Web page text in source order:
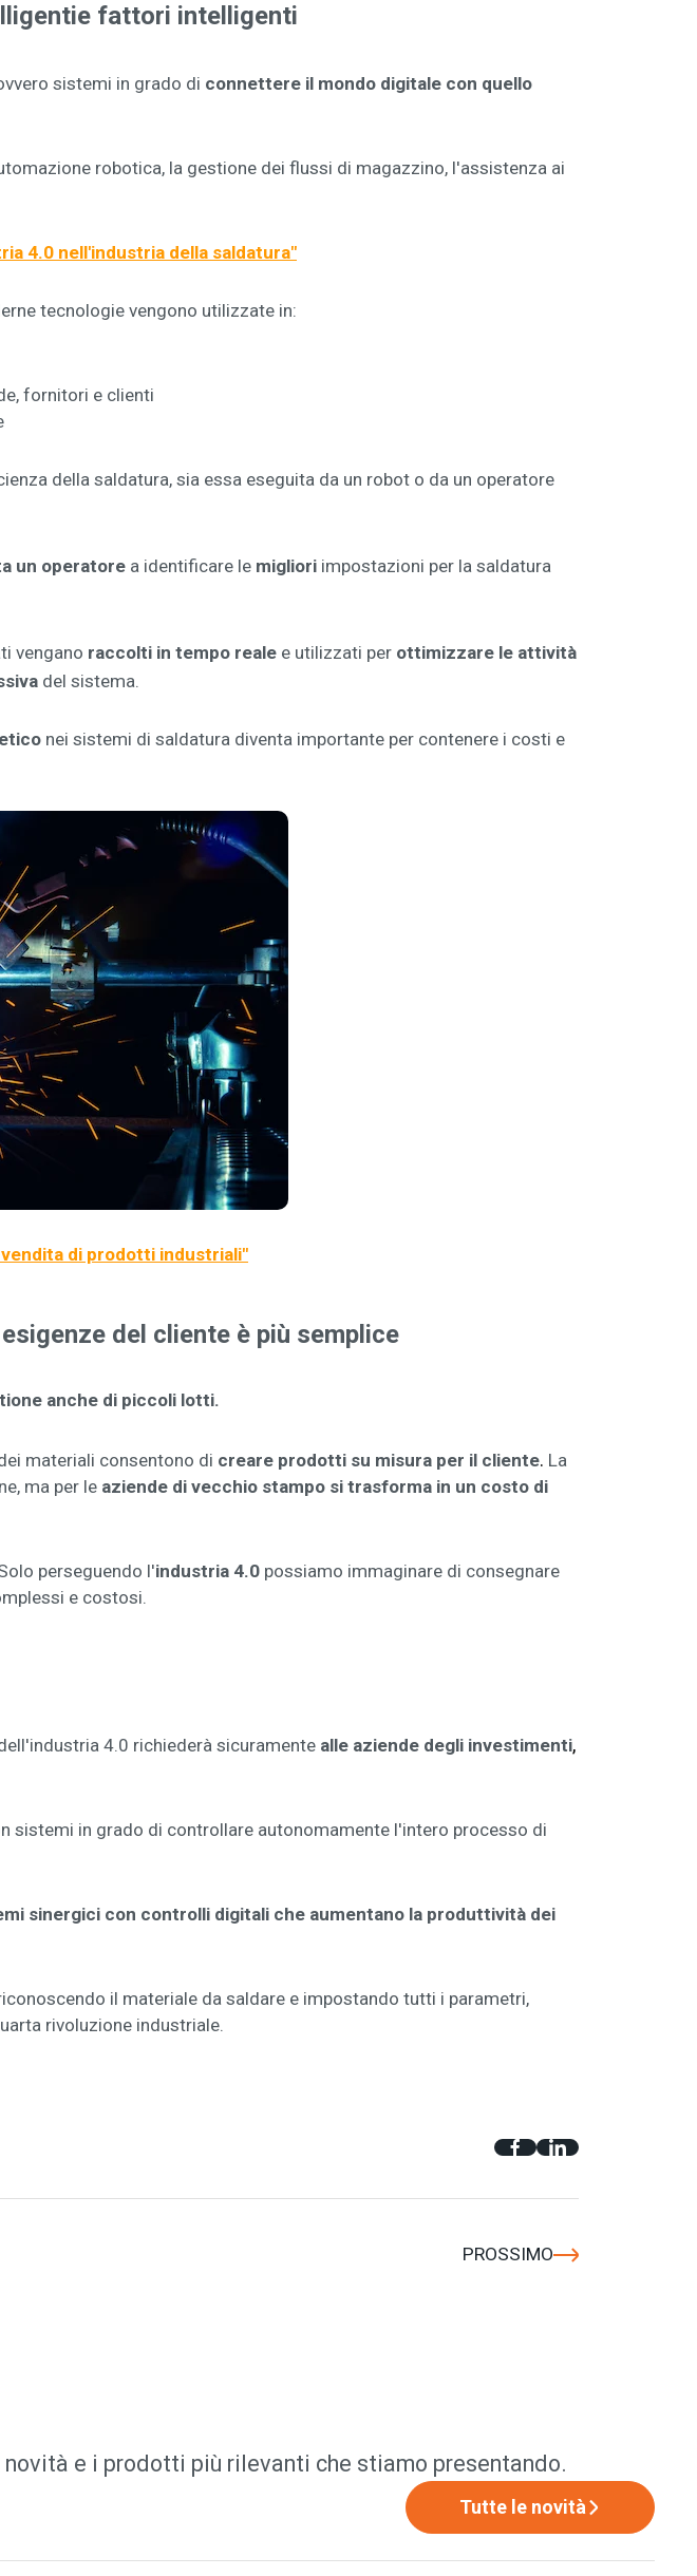
e fattori intelligenti
sistemi in grado di connettere il mondo digitale con quello
robotica, la gestione dei flussi di magazzino, l'assistenza ai
4.0 nell'industria della saldatura"
tecnologie vengono utilizzate in:
fornitori e clienti
della saldatura, sia essa eseguita da un robot o da un operatore
un operatore a identificare le migliori impostazioni per la saldatura
vengano raccolti in tempo reale e utilizzati per ottimizzare le attività
del sistema.
nei sistemi di saldatura diventa importante per contenere i costi e
di prodotti industriali"
esigenze del cliente è più semplice
anche di piccoli lotti.
materiali consentono di creare prodotti su misura per il cliente. La
ma per le aziende di vecchio stampo si trasforma in un costo di
perseguendo l'industria 4.0 possiamo immaginare di consegnare
e costosi.
4.0 richiederà sicuramente alle aziende degli investimenti,
sistemi in grado di controllare autonomamente l'intero processo di
sinergici con controlli digitali che aumentano la produttività dei
il materiale da saldare e impostando tutti i parametri,
rivoluzione industriale.
PROSSIMO
e i prodotti più rilevanti che stiamo presentando.
Tutte le novità